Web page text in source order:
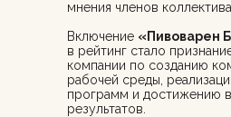
мнения членов коллектива.
Включение «Пивоварен
в рейтинг стало
компании по созданию
рабочей среды,
программ и достижению
результатов.